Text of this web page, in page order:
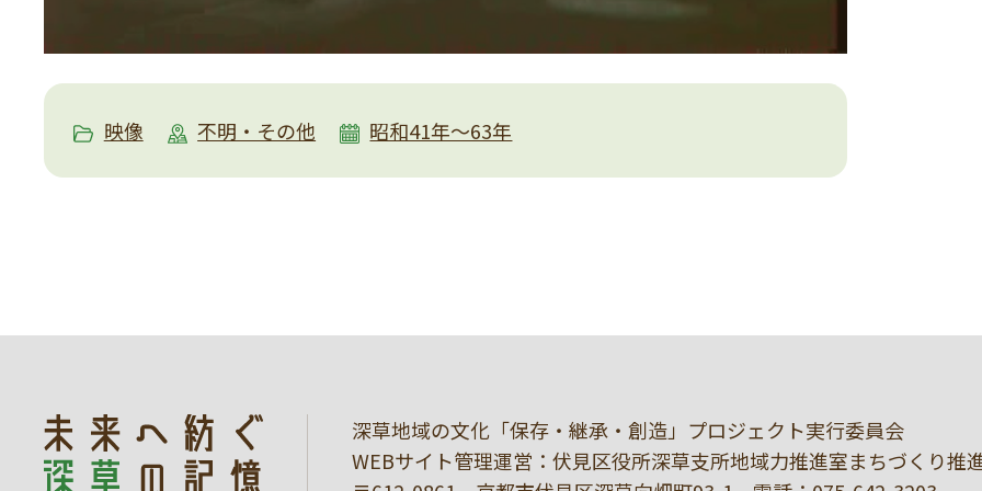
映像 不明・その他 昭和41年～63年
深草地域の文化「保存・継承・創造」プロジェクト実行委員会
WEBサイト管理運営：伏見区役所深草支所地域力推進室まちづくり推